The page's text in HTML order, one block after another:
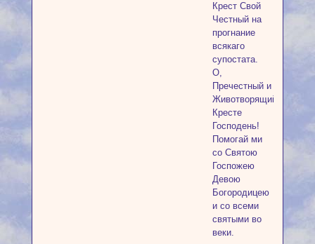
Крест Свой
Честный на
прогнание
всякаго
супостата.
О,
Пречестный и
Животворящий
Кресте
Господень!
Помогай ми
со Святою
Госпожею
Девою
Богородицею
и со всеми
святыми во
веки.